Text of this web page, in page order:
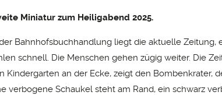
Miniatur zum Heiligabend 2025.
Bahnhofsbuchhandlung liegt die aktuelle Zeitung,
schnell. Die Menschen gehen zügig weiter. Die
Kindergarten an der Ecke, zeigt den Bombenkrater,
verbogene Schaukel steht am Rand, ein schwarz